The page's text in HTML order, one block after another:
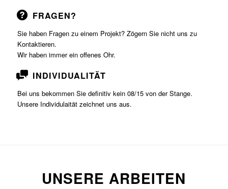
FRAGEN?
Sie haben Fragen zu einem Projekt? Zögern Sie nicht uns zu
Kontaktieren.
Wir haben immer ein offenes Ohr.
INDIVIDUALITÄT
Bei uns bekommen Sie definitiv kein 08/15 von der Stange.
Unsere Individulaität zeichnet uns aus.
UNSERE ARBEITEN